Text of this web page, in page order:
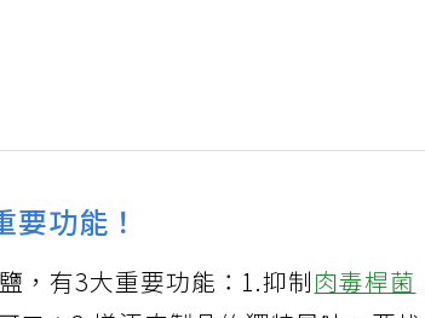
功能！
，有3大重要功能：1.抑制肉毒桿菌